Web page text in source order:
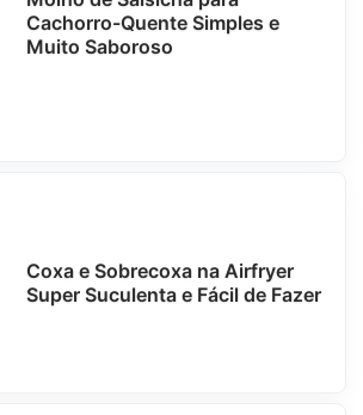
Cachorro-Quente Simples e
Muito Saboroso
Coxa e Sobrecoxa na Airfryer
Super Suculenta e Fácil de Fazer